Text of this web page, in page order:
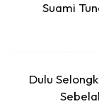
Suami
Dulu